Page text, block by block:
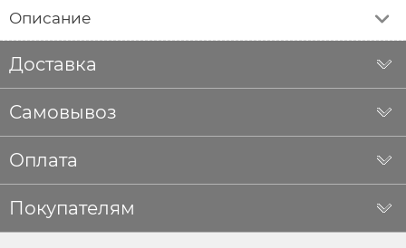
Описание
Доставка
Самовывоз
Оплата
Покупателям